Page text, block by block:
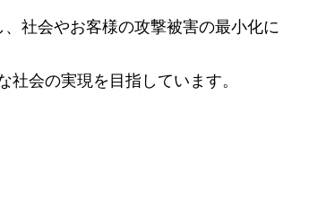
社会やお客様の攻撃被害の最小化に
会の実現を目指しています。